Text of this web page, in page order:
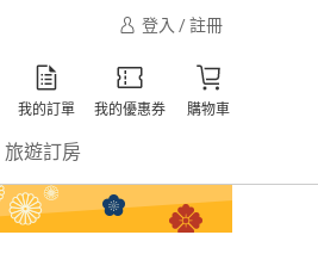
登入 / 註冊
我的訂單 我的優惠券 購物車
旅遊訂房